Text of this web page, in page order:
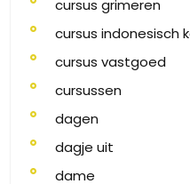
cursus grimeren
cursus indonesisch
cursus vastgoed
cursussen
dagen
dagje uit
dame